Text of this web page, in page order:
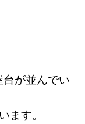
が並んでい
ます。